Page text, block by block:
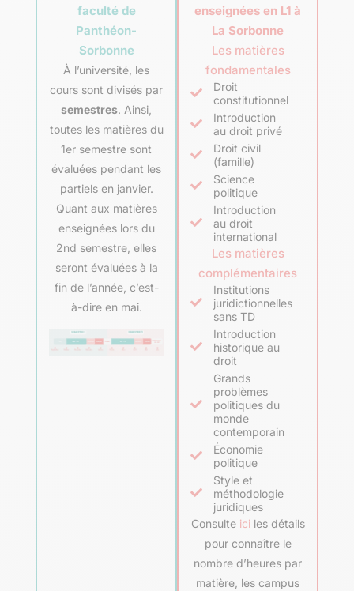
faculté de
Panthéon-
Sorbonne
À l’université, les
cours sont divisés par
semestres. Ainsi,
toutes les matières du
1er semestre sont
évaluées pendant les
partiels en janvier.
Quant aux matières
enseignées lors du
2nd semestre, elles
seront évaluées à la
fin de l’année, c’est-
à-dire en mai.
enseignées en L1 à
La Sorbonne
Les matières
fondamentales
Droit
constitutionnel
Introduction
au droit privé
Droit civil
(famille)
Science
politique
Introduction
au droit
international
Les matières
complémentaires
Institutions
juridictionnelles
sans TD
Introduction
historique au
droit
Grands
problèmes
politiques du
monde
contemporain
Économie
politique
Style et
méthodologie
juridiques
Consulte iciles détails
pour connaître le
nombre d’heures par
matière, les campus